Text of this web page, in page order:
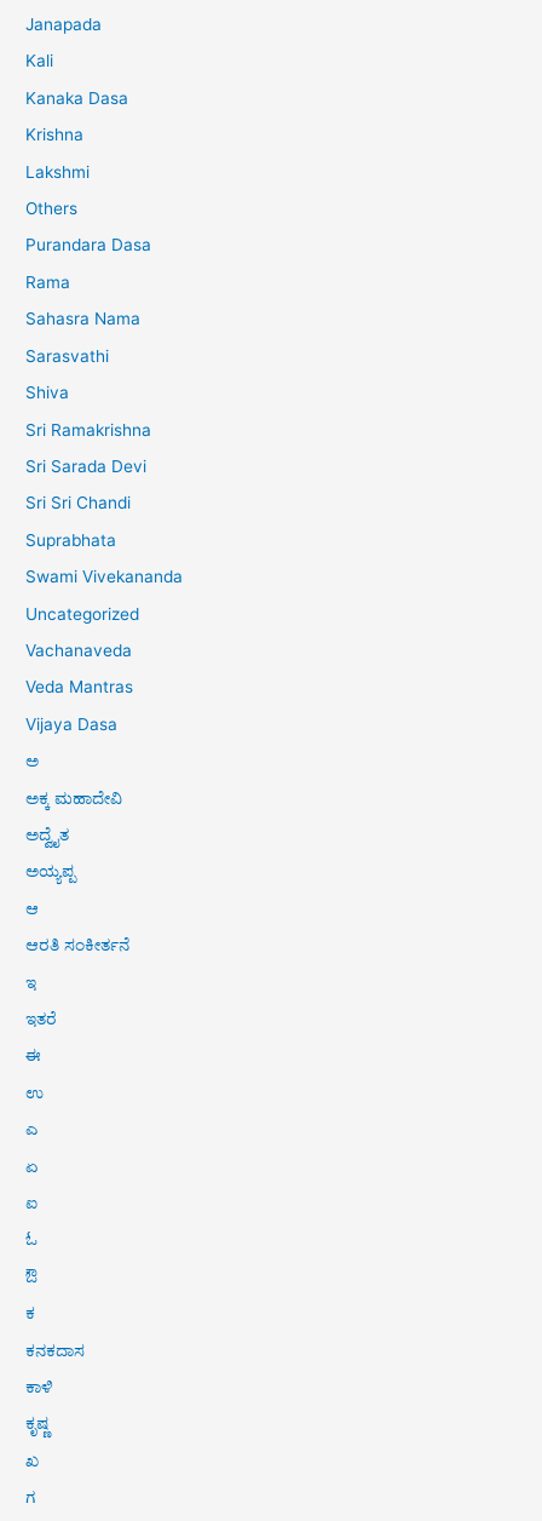
Janapada
Kali
Kanaka Dasa
Krishna
Lakshmi
Others
Purandara Dasa
Rama
Sahasra Nama
Sarasvathi
Shiva
Sri Ramakrishna
Sri Sarada Devi
Sri Sri Chandi
Suprabhata
Swami Vivekananda
Uncategorized
Vachanaveda
Veda Mantras
Vijaya Dasa
ಅ
ಅಕ್ಕ ಮಹಾದೇವಿ
ಅದ್ವೈತ
ಅಯ್ಯಪ್ಪ
ಆ
ಆರತಿ ಸಂಕೀರ್ತನೆ
ಇ
ಇತರೆ
ಈ
ಉ
ಎ
ಏ
ಐ
ಓ
ಔ
ಕ
ಕನಕದಾಸ
ಕಾಳಿ
ಕೃಷ್ಣ
ಖ
ಗ